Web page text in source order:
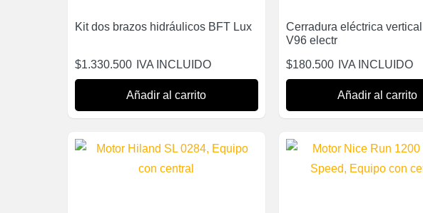
Kit dos brazos hidráulicos BFT Lux
$1.330.500 IVA INCLUIDO
Añadir al carrito
Cerradura eléctrica
V96 electr
$180.500 IVA INCLUIDO
Añadir al carrito